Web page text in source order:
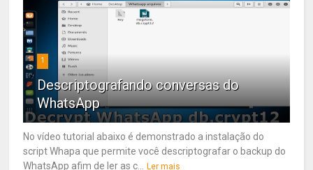
1
Descriptografando conversas do
WhatsApp
No vídeo tutorial abaixo é demonstrado a instalação do
script Whapa que permite você descriptografar o backup do
WhatsApp afim de ler as c...
Ler mais